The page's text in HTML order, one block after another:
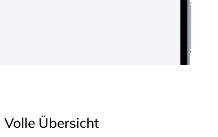
Volle Übersicht